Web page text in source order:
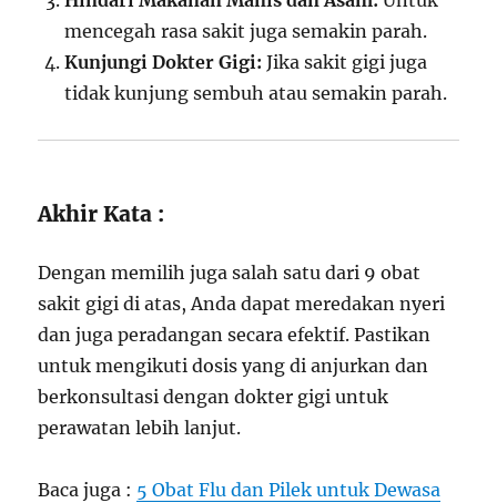
mencegah rasa sakit juga semakin parah.
Kunjungi Dokter Gigi: Jika sakit gigi juga
tidak kunjung sembuh atau semakin parah.
Akhir Kata :
Dengan memilih juga salah satu dari 9 obat
sakit gigi di atas, Anda dapat meredakan nyeri
dan juga peradangan secara efektif. Pastikan
untuk mengikuti dosis yang di anjurkan dan
berkonsultasi dengan dokter gigi untuk
perawatan lebih lanjut.
Baca juga : 5 Obat Flu dan Pilek untuk Dewasa